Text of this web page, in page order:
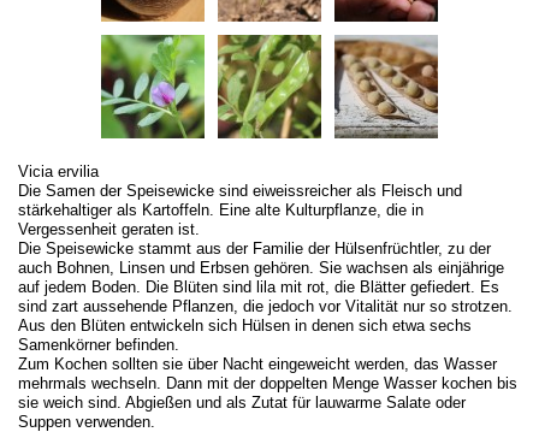
Vicia ervilia
Die Samen der Speisewicke sind eiweissreicher als Fleisch und
stärkehaltiger als Kartoffeln. Eine alte Kulturpflanze, die in
Vergessenheit geraten ist.
Die Speisewicke stammt aus der Familie der Hülsenfrüchtler, zu der
auch Bohnen, Linsen und Erbsen gehören. Sie wachsen als einjährige
auf jedem Boden. Die Blüten sind lila mit rot, die Blätter gefiedert. Es
sind zart aussehende Pflanzen, die jedoch vor Vitalität nur so strotzen.
Aus den Blüten entwickeln sich Hülsen in denen sich etwa sechs
Samenkörner befinden.
Zum Kochen sollten sie über Nacht eingeweicht werden, das Wasser
mehrmals wechseln. Dann mit der doppelten Menge Wasser kochen bis
sie weich sind. Abgießen und als Zutat für lauwarme Salate oder
Suppen verwenden.